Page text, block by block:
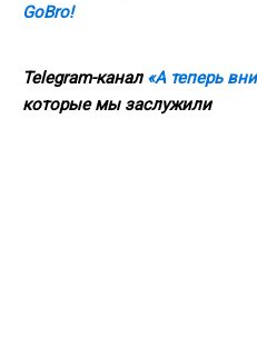
GoBro!
Telegram-канал «А теперь
которые мы заслужили